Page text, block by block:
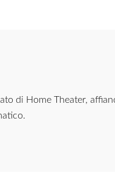
di Home Theater,